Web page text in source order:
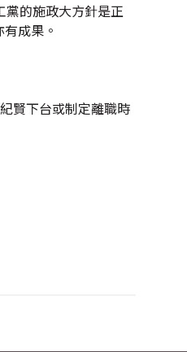
黨的施政大方針是正
成果。
賢下台或制定離職時